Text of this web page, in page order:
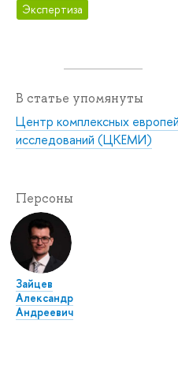
Экспертиза
В статье упомянуты
Центр комплексных
исследований (ЦКЕМИ)
Персоны
Зайцев
Александр
Андреевич